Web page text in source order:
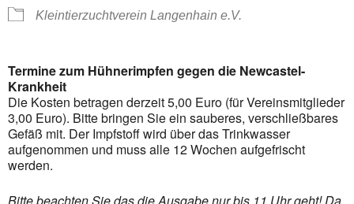
Kleintierzuchtverein Langenhain e.V.
Termine zum Hühnerimpfen gegen die Newcastel-
Krankheit
Die Kosten betragen derzeit 5,00 Euro (für Vereinsmitglieder
3,00 Euro). Bitte bringen Sie ein sauberes, verschließbares
Gefäß mit. Der Impfstoff wird über das Trinkwasser
aufgenommen und muss alle 12 Wochen aufgefrischt
werden.
Bitte beachten Sie das die Ausgabe nur bis 11 Uhr geht! Da